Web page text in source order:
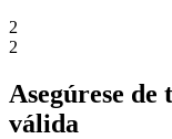
2
2
Asegúrese
válida